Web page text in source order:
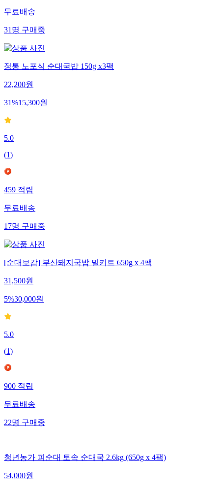
무료배송
31명구매중
정통 노포식 순대국밥 150g x3팩
22,200원
31%15,300원
5.0
(1)
459적립
무료배송
17명구매중
[순대보감] 부산돼지국밥 밀키트 650g x 4팩
31,500원
5%30,000원
5.0
(1)
900적립
무료배송
22명구매중
청년농가 피순대 토속 순대국 2.6kg (650g x 4팩)
54,000원